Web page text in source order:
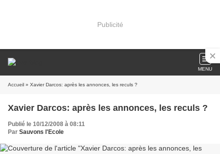
Publicité
MENU
Accueil » Xavier Darcos: après les annonces, les reculs ?
Xavier Darcos: après les annonces, les reculs ?
Publié le 10/12/2008 à 08:11
Par Sauvons l'Ecole